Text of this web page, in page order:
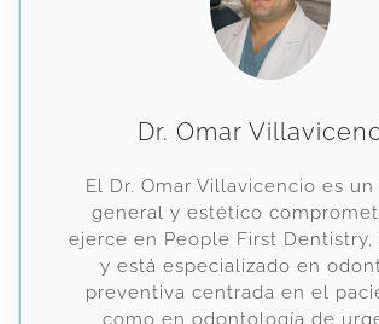
Dr. Omar
El Dr. Omar Villavicencio es
general y estético
ejerce en People First Dentistry,
y está especializado en
preventiva centrada en el
como en odontología de